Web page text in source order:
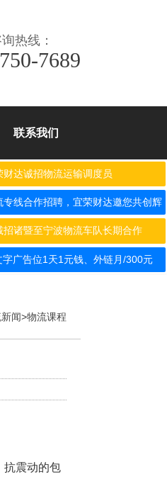
热线：
7689
联系我们
财达诚招物流运输调度员
专线合作招聘，宜荣财达邀您共创辉
煌！
招诸暨至宁波物流车队长期合作
字广告位1天1元钱、外链月/300元
闻>物流课程
抗震动的包